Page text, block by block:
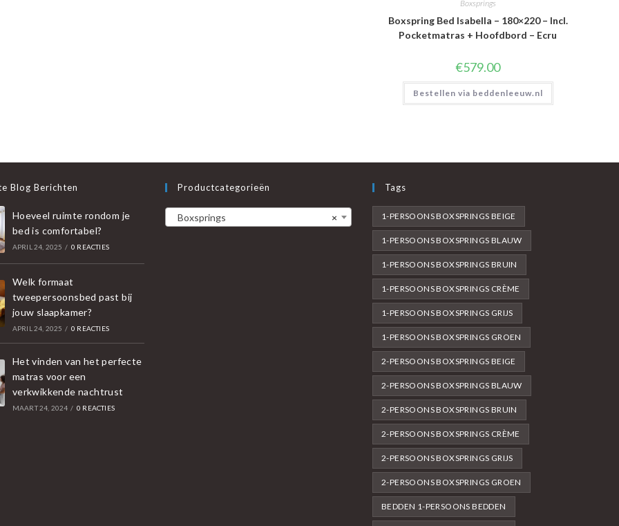
Boxsprings
Boxspring Bed Isabella – 180×220 – Incl.
Pocketmatras + Hoofdbord – Ecru
€579.00
Bestellen via beddenleeuw.nl
Blog Berichten
Hoeveel ruimte rondom je
bed is comfortabel?
APRIL 24, 2025 / 0 REACTIES
Welk formaat
tweepersoonsbed past bij
jouw slaapkamer?
APRIL 24, 2025 / 0 REACTIES
Het vinden van het perfecte
matras voor een
verkwikkende nachtrust
MAART 24, 2024 / 0 REACTIES
Productcategorieën
×
Boxsprings
Tags
1-PERSOONS BOXSPRINGS BEIGE
1-PERSOONS BOXSPRINGS BLAUW
1-PERSOONS BOXSPRINGS BRUIN
1-PERSOONS BOXSPRINGS CRÈME
1-PERSOONS BOXSPRINGS GRIJS
1-PERSOONS BOXSPRINGS GROEN
2-PERSOONS BOXSPRINGS BEIGE
2-PERSOONS BOXSPRINGS BLAUW
2-PERSOONS BOXSPRINGS BRUIN
2-PERSOONS BOXSPRINGS CRÈME
2-PERSOONS BOXSPRINGS GRIJS
2-PERSOONS BOXSPRINGS GROEN
BEDDEN 1-PERSOONS BEDDEN